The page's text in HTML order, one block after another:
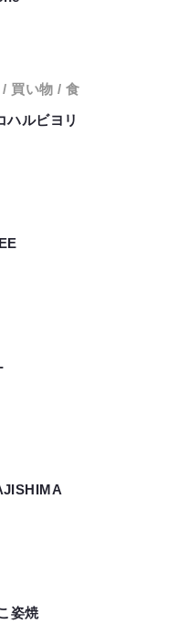
買い物 / 食
ハルビヨリ
姿焼